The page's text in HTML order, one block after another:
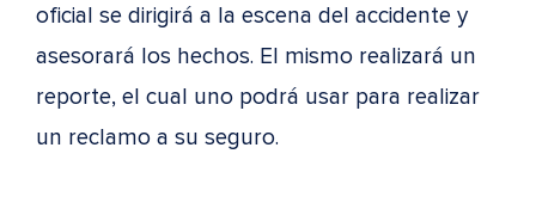
oficial se dirigirá a la escena del accidente y
asesorará los hechos. El mismo realizará un
reporte, el cual uno podrá usar para realizar
un reclamo a su seguro.